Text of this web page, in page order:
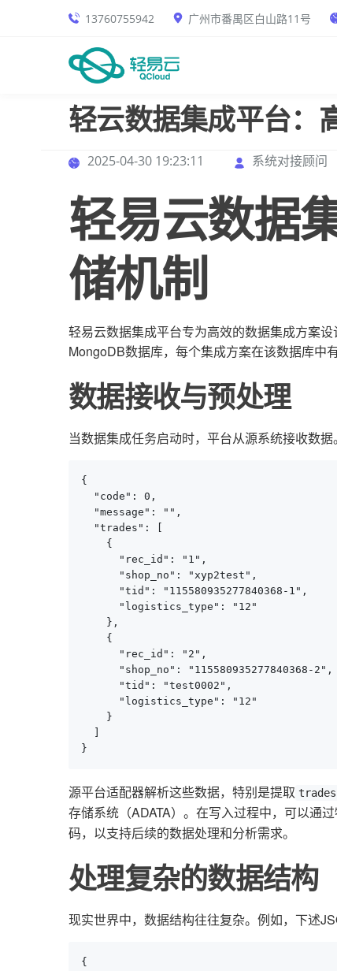
13760755942 广州市番禺区白山路11号
轻云数据集成平台：
2025-04-30 19:23:11 系统对接顾问
轻易云数据
储机制
轻易云数据集成平台专为高效的数据集成方案
MongoDB数据库，每个集成方案在该数据库中
数据接收与预处理
当数据集成任务启动时，平台从源系统接收数
{
  "code": 0,
  "message": "",
  "trades": [
    {
      "rec_id": "1",
      "shop_no": "xyp2test",
      "tid": "115580935277840368-1",
      "logistics_type": "12"
    },
    {
      "rec_id": "2",
      "shop_no": "115580935277840368-2",
      "tid": "test0002",
      "logistics_type": "12"
    }
}
源平台适配器解析这些数据，特别是提取 trades
存储系统（ADATA）。在写入过程中，可以通
码，以支持后续的数据处理和分析需求。
处理复杂的数据结构
现实世界中，数据结构往往复杂。例如，下述
{